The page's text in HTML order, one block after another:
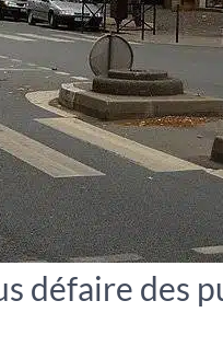
défaire des